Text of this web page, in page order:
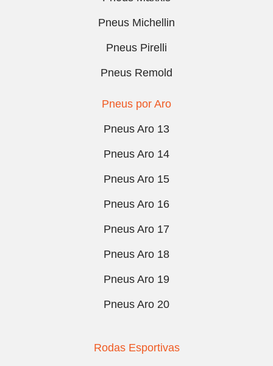
Pneus Michellin
Pneus Pirelli
Pneus Remold
Pneus por Aro
Pneus Aro 13
Pneus Aro 14
Pneus Aro 15
Pneus Aro 16
Pneus Aro 17
Pneus Aro 18
Pneus Aro 19
Pneus Aro 20
Rodas Esportivas